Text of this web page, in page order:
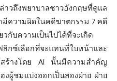
าวถึงพยาบาลชาวอังกฤษที่ดูแล
มีความผิดในคดีฆาตกรรม 7 คดี
กับความเป็นไปได้ที่จะเกิด
กซ์เลือกที่จะแทนที่ใบหน้าและ
สร้างโดย AI นั้นมีความสำคัญ
ผู้ชมแบ่งออกเป็นสองฝ่าย ฝ่าย